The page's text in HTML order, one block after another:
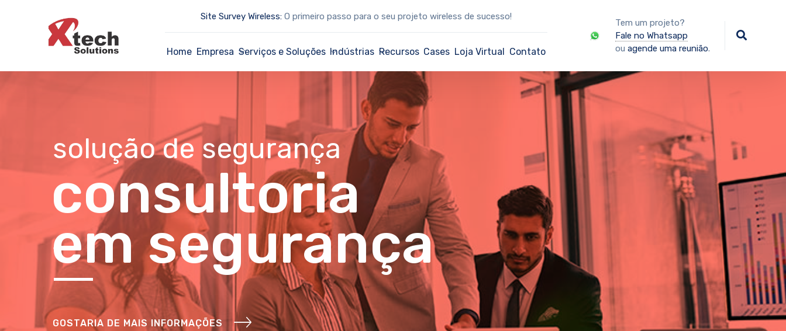
Site Survey Wireless: O primeiro passo para o seu projeto wireless de sucesso!
Home Empresa Serviços e Soluções Indústrias Recursos Cases Loja Virtual Contato
Tem um projeto?
Fale no Whatsapp
ou agende uma reunião.
solução de segurança
consultoria
em segurança
GOSTARIA DE MAIS INFORMAÇÕES